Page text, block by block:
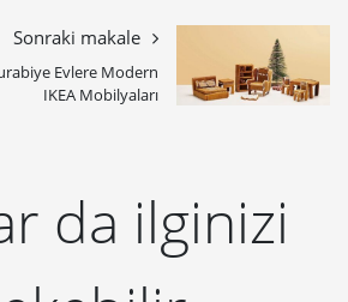
Sonraki makale
Evlere Modern
IKEA Mobilyaları
da ilginizi